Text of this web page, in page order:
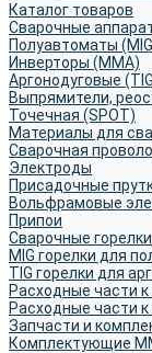
Каталог товаров
Сварочные
Полуавтоматы
Инверторы (MMA)
Аргонодуговые
Выпрямители,
Точечная (SPOT)
Материалы для
Сварочная
Электроды
Присадочные
Вольфрамовые
Припои
Сварочные горелки
MIG горелки для
TIG горелки для
Расходные части к
Расходные части к
Запчасти и
Комплектующие